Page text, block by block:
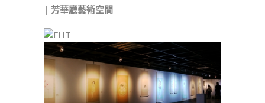
| 芳華廳藝術空間